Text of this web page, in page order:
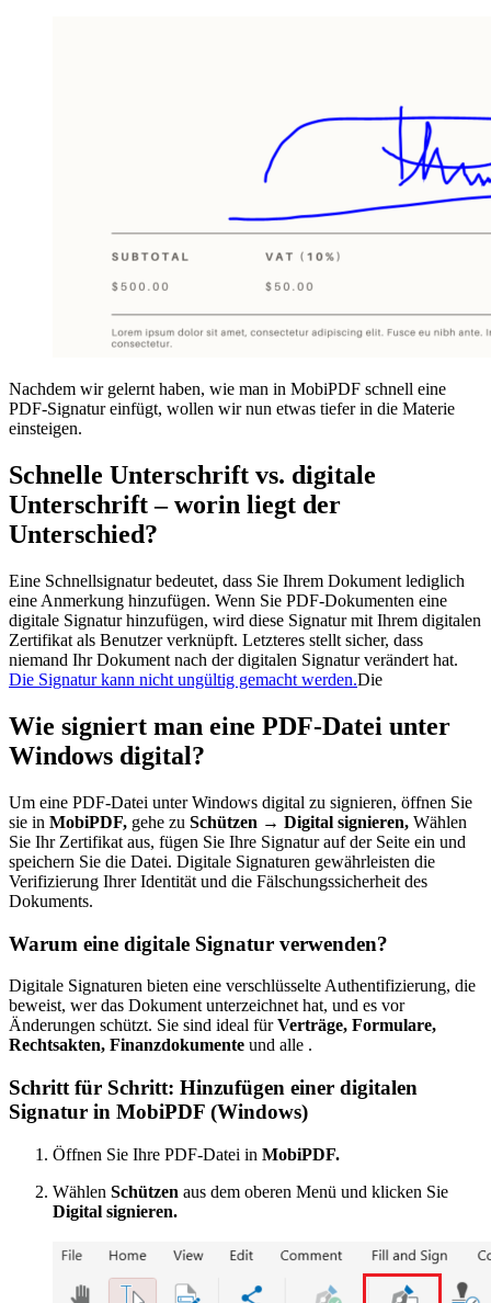
Nachdem wir gelernt haben, wie man in MobiPDF schnell eine
PDF-Signatur einfügt, wollen wir nun etwas tiefer in die Materie
einsteigen.
Schnelle Unterschrift vs. digitale
Unterschrift – worin liegt der
Unterschied?
Eine Schnellsignatur bedeutet, dass Sie Ihrem Dokument lediglich
eine Anmerkung hinzufügen. Wenn Sie PDF-Dokumenten eine
digitale Signatur hinzufügen, wird diese Signatur mit Ihrem digitalen
Zertifikat als Benutzer verknüpft. Letzteres stellt sicher, dass
niemand Ihr Dokument nach der digitalen Signatur verändert hat.
Die Signatur kann nicht ungültig gemacht werden.Die
Wie signiert man eine PDF-Datei unter
Windows digital?
Um eine PDF-Datei unter Windows digital zu signieren, öffnen Sie
sie in MobiPDF, gehe zu Schützen → Digital signieren, Wählen
Sie Ihr Zertifikat aus, fügen Sie Ihre Signatur auf der Seite ein und
speichern Sie die Datei. Digitale Signaturen gewährleisten die
Verifizierung Ihrer Identität und die Fälschungssicherheit des
Dokuments.
Warum eine digitale Signatur verwenden?
Digitale Signaturen bieten eine verschlüsselte Authentifizierung, die
beweist, wer das Dokument unterzeichnet hat, und es vor
Änderungen schützt. Sie sind ideal fürVerträge, Formulare,
Rechtsakten, Finanzdokumente und alle .
Schritt für Schritt: Hinzufügen einer digitalen
Signatur in MobiPDF (Windows)
Öffnen Sie Ihre PDF-Datei in MobiPDF.
Wählen Schützen aus dem oberen Menü und klicken Sie
Digital signieren.